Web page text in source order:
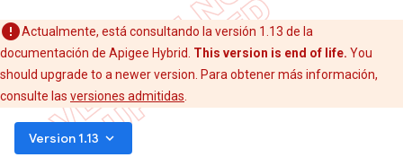
Actualmente, está consultando la versión 1.13 de la
documentación de Apigee Hybrid. This version is end of life. You
should upgrade to a newer version. Para obtener más información,
consulte las versiones admitidas
Version 1.13 keyboard_arrow_down